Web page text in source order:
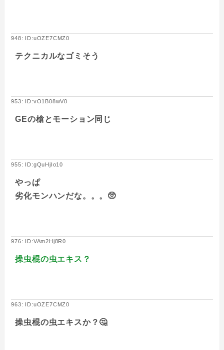
948: ID:uOZE7CMZ0
テクニカルなゴミそう
953: ID:vO1B08wV0
GEの槍とモーション同じ
955: ID:gQuHjIo10
やっぱ
劣化モンハンだな。。。🥺
976: ID:VAm2Hj8R0
操虫棍の虫エキス？
963: ID:uOZE7CMZ0
操虫棍の虫エキスか？🤔